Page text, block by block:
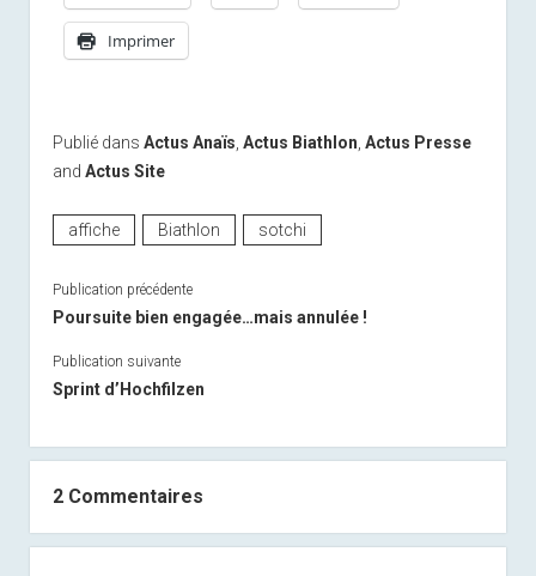
Imprimer
Publié dans Actus Anaïs Actus Biathlon Actus Presse
and Actus Site
affiche Biathlon sotchi
Publication précédente
Poursuite bien engagée…mais annulée !
Publication suivante
Sprint d’Hochfilzen
2 Commentaires